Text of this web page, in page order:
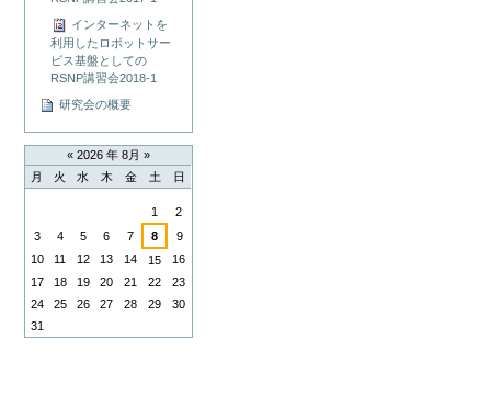
インターネットを
利用したロボットサー
ビス基盤としての
RSNP講習会2018-1
研究会の概要
« 2026 年 8月»
月 火 水 木 金 土 日
1
2
3
4 5 6 7 8
9
10
11 12 13 14 15
16
17
18 19 20 21 22
23
24
25 26 27 28 29
30
31